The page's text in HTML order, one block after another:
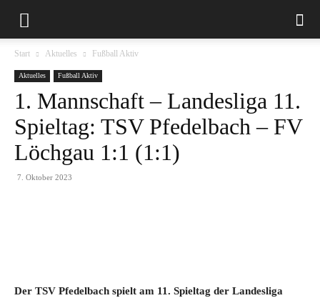
Start Aktuelles Fußball Aktiv
Aktuelles Fußball Aktiv
1. Mannschaft – Landesliga 11.
Spieltag: TSV Pfedelbach – FV
Löchgau 1:1 (1:1)
7. Oktober 2023
Der TSV Pfedelbach spielt am 11. Spieltag der Landesliga